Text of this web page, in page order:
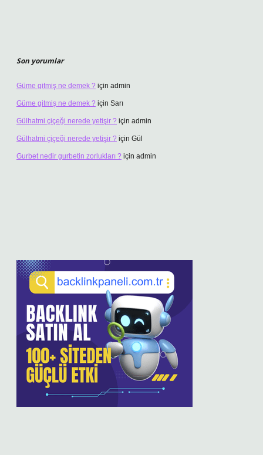
Son yorumlar
Güme gitmiş ne demek ? için admin
Güme gitmiş ne demek ? için Sarı
Gülhatmi çiçeği nerede yetişir ? için admin
Gülhatmi çiçeği nerede yetişir ? için Gül
Gurbet nedir gurbetin zorlukları ? için admin